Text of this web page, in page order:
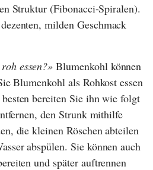
Struktur (Fibonacci-Spiralen).
milden Geschmack
essen? Blumenkohl können
Blumenkohl als Rohkost essen
bereiten Sie ihn wie folgt
den Strunk mithilfe
die kleinen Röschen abteilen
abspülen. Sie können auch
und später auftrennen